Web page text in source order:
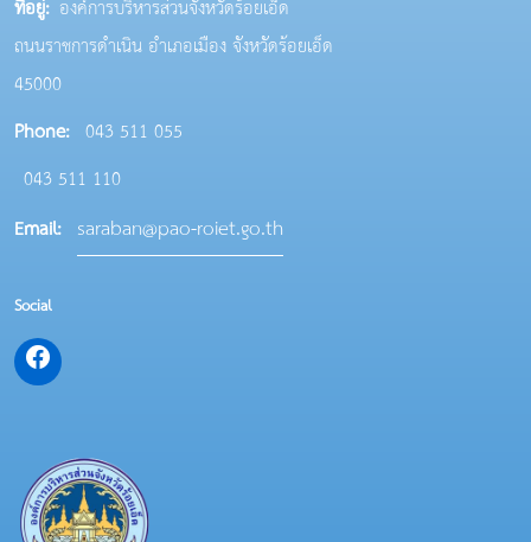
ที่อยู่: องค์การบริหารส่วนจังหวัดร้อยเอ็ด
ถนนราชการดำเนิน อำเภอเมือง จังหวัดร้อยเอ็ด
45000
Phone: 043 511 055
043 511 110
Email: saraban@pao-roiet.go.th
Social